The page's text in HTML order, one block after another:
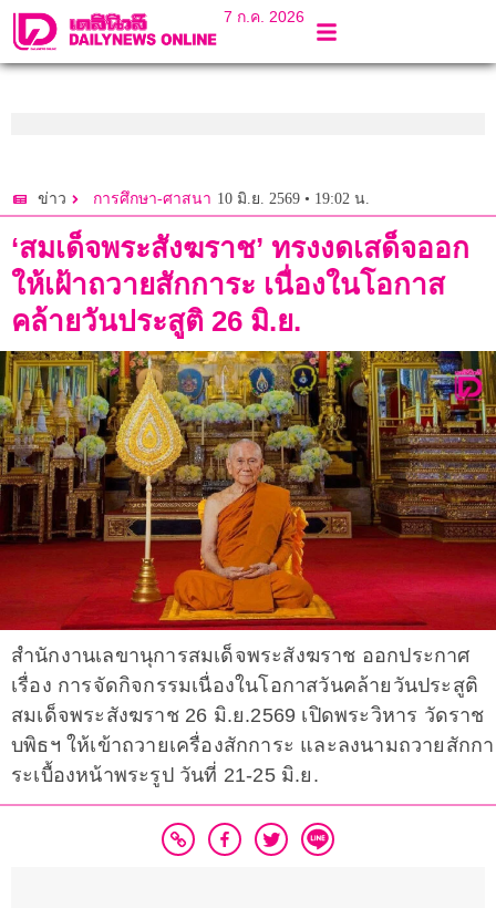
7 ก.ค. 2026
ข่าว การศึกษา-ศาสนา 10 มิ.ย. 2569 • 19:02 น.
‘สมเด็จพระสังฆราช’ ทรงงดเสด็จออก
ให้เฝ้าถวายสักการะ เนื่องในโอกาส
คล้ายวันประสูติ 26 มิ.ย.
สำนักงานเลขานุการสมเด็จพระสังฆราช ออกประกาศ
เรื่อง การจัดกิจกรรมเนื่องในโอกาสวันคล้ายวันประสูติ
สมเด็จพระสังฆราช 26 มิ.ย.2569 เปิดพระวิหาร วัดราช
บพิธฯ ให้เข้าถวายเครื่องสักการะ และลงนามถวายสักกา
ระเบื้องหน้าพระรูป วันที่ 21-25 มิ.ย.